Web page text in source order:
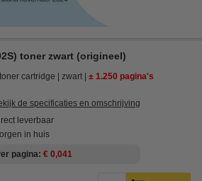
toner zwart (origineel)
toner cartridge zwart ± 1.250 pagina's
de specificaties en omschrijving
leverbaar
in huis
pagina € 0,041